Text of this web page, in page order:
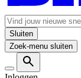
Sluiten
Zoek-menu sluiten